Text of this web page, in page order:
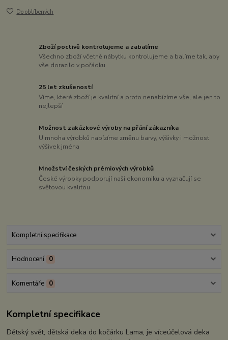
Do oblíbených
Zboží poctivě kontrolujeme a zabalíme
Všechno zboží včetně nábytku kontrolujeme a balíme tak, aby
vše dorazilo v pořádku
25 let zkušeností
Víme, které zboží je kvalitní a proto nenabízíme vše, ale jen to
nejlepší
Možnost zakázkové výroby na přání zákazníka
U mnoha výrobků nabízíme změnu barvy, výšivky i možnost
výšivek jména
Množství českých prémiových výrobků
České výrobky podporují naši ekonomiku a vyznačují se
světovou kvalitou
Kompletní specifikace
Hodnocení 0
Komentáře 0
Kompletní specifikace
Dětský svět, dětská deka do kočárku Lama, je víceúčelová deka